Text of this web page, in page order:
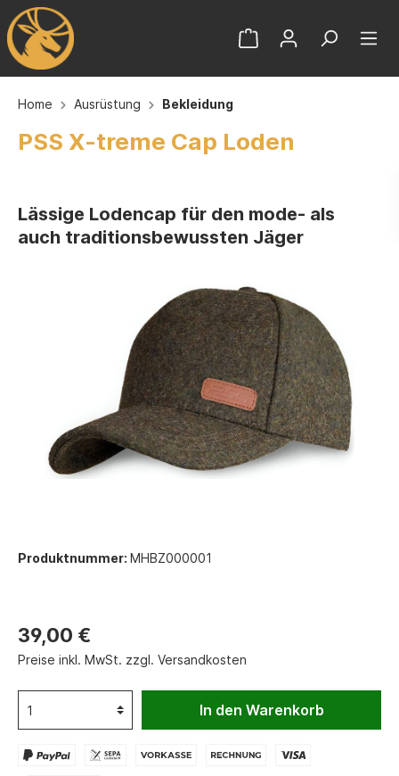
Home Ausrüstung Bekleidung
PSS X-treme Cap Loden
Lässige Lodencap für den mode- als
auch traditionsbewussten Jäger
Produktnummer: MHBZ000001
39,00 €
Preise inkl. MwSt. zzgl. Versandkosten
In den Warenkorb